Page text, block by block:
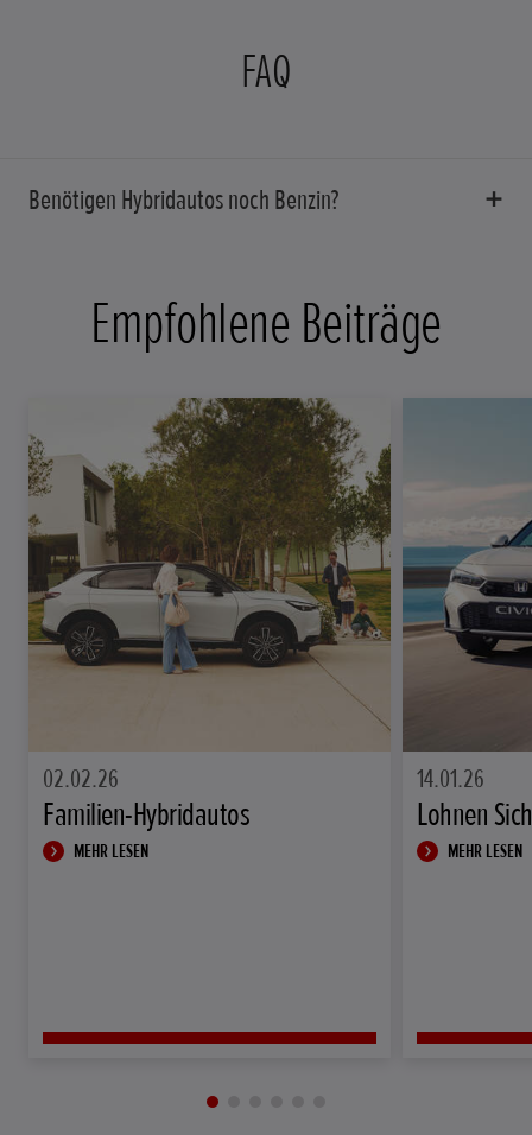
FAQ
Benötigen Hybridautos noch Benzin?
Empfohlene Beiträge
02.02.26
Familien-Hybridautos
MEHR LESEN
14.01.26
Lohnen
MEHR LESEN